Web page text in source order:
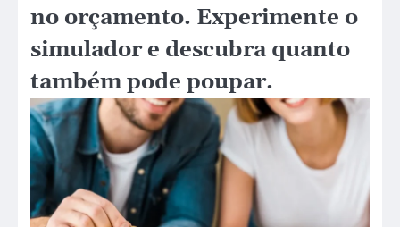
no orçamento. Experimente o
simulador e descubra quanto
também pode poupar.